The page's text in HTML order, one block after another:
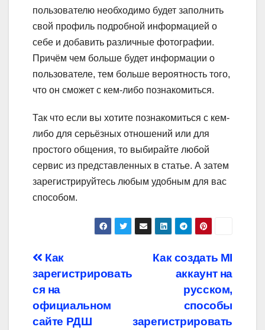
пользователю необходимо будет заполнить
свой профиль подробной информацией о
себе и добавить различные фотографии.
Причём чем больше будет информации о
пользователе, тем больше вероятность того,
что он сможет с кем-либо познакомиться.
Так что если вы хотите познакомиться с кем-
либо для серьёзных отношений или для
простого общения, то выбирайте любой
сервис из представленных в статье. А затем
зарегистрируйтесь любым удобным для вас
способом.
Навигация
по
записям
Как создать MI
аккаунт на
русском,
способы
зарегистрировать
Как
зарегистрировать
ся на
официальном
сайте РДШ